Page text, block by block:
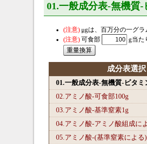
01.一般成分表-無機質-
μgは、百万分の一グラ
可食部
g当た
成分表選択
01.一般成分表-無機質-ビタミ
02.アミノ酸-可食部100g
03.アミノ酸-基準窒素1g
04.アミノ酸-アミノ酸組成に
05.アミノ酸-(基準窒素による